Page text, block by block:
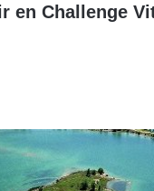
en Challenge